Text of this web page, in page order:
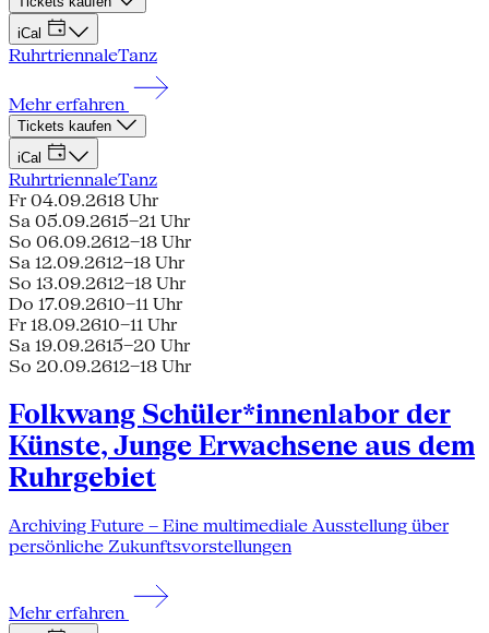
iCal
RuhrtriennaleTanz
Mehr erfahren
Tickets kaufen
iCal
RuhrtriennaleTanz
Fr 04.09.2618 Uhr
Sa 05.09.2615–21 Uhr
So 06.09.2612–18 Uhr
Sa 12.09.2612–18 Uhr
So 13.09.2612–18 Uhr
Do 17.09.2610–11 Uhr
Fr 18.09.2610–11 Uhr
Sa 19.09.2615–20 Uhr
So 20.09.2612–18 Uhr
Folkwang Schüler*innenlabor der
Künste, Junge Erwachsene aus dem
Ruhrgebiet
Archiving Future – Eine multimediale Ausstellung über
persönliche Zukunftsvorstellungen
Mehr erfahren